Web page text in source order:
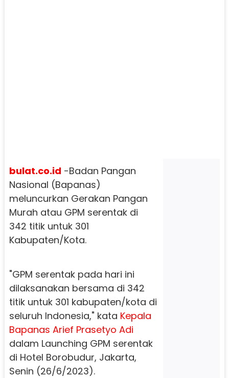
bulat.co.id -Badan Pangan
Nasional (Bapanas)
meluncurkan Gerakan Pangan
Murah atau GPM serentak di
342 titik untuk 301
Kabupaten/Kota.
"GPM serentak pada hari ini
dilaksanakan bersama di 342
titik untuk 301 kabupaten/kota di
seluruh Indonesia," kata Kepala
Bapanas Arief Prasetyo Adi
dalam Launching GPM serentak
di Hotel Borobudur, Jakarta,
Senin (26/6/2023).